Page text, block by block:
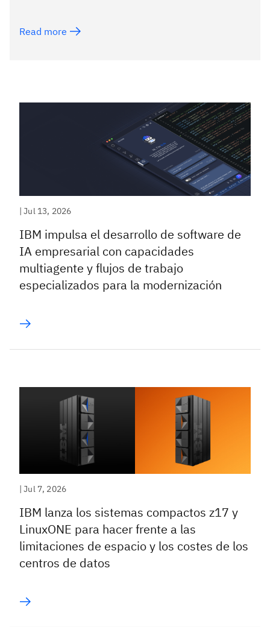
Read more
|Jul 13, 2026
IBM impulsa el desarrollo de software de
IA empresarial con capacidades
multiagente y flujos de trabajo
especializados para la modernización
|Jul 7, 2026
IBM lanza los sistemas compactos z17 y
LinuxONE para hacer frente a las
limitaciones de espacio y los costes de los
centros de datos